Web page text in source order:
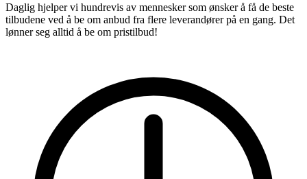
Daglig hjelper vi hundrevis av mennesker som ønsker å få de beste
tilbudene ved å be om anbud fra flere leverandører på en gang. Det
lønner seg alltid å be om pristilbud!